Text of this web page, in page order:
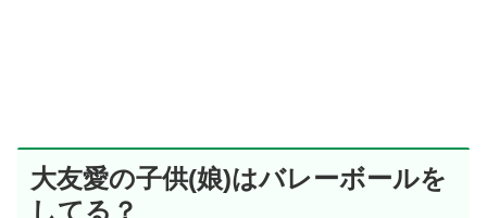
大友愛の子供(娘)はバレーボールを
してる？